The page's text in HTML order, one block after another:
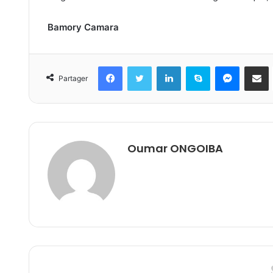
Bamory Camara
Partager
FacebookTwitter LinkedinSkype
Oumar ONGOIBA